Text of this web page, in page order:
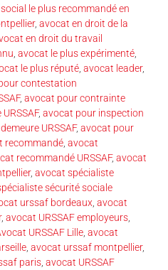
le plus recommandé en
, avocat en droit de la
en droit du travail
avocat le plus expérimenté
le plus réputé avocat leader,
contestation
, avocat pour contrainte
, avocat pour inspection
URSSAF, avocat pour
recommandé avocat
recommandé URSSAF, avocat
, avocat spécialiste
sécurité sociale
urssaf bordeaux avocat
, avocat URSSAF employeurs
URSSAF Lille avocat
avocat urssaf montpellier,
paris avocat URSSAF